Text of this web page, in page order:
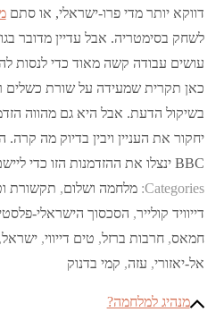
דווקא יותר מדי פרו-ישראלי, או סתם
לשחק בסימטריה. אבל עדיין מדובר
עושים עבודה קשה מאוד כדי לנסות
כאן תקרית שמעידה על שורת כשלים
בשיקול הדעת. אבל היא גם מהווה
יחקור את העניין ויבין בדיוק מה
BBC ינצלו את ההזדמנות הזו כדי ליישם.
Categories: מלחמה ושלום, תקשורת
דייוויד קולייר, הסכסוך הישראלי-
חמאס,חרבות ברזל, טים דייווי,ישראל
אל-יאזורי, עזה, קמי בדנוק
מנהיג למלחמה?